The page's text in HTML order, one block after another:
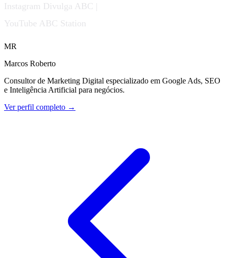
Instagram Divulga ABC |
YouTube ABC Station
MR
Marcos Roberto
Consultor de Marketing Digital especializado em Google Ads, SEO
e Inteligência Artificial para negócios.
Ver perfil completo →